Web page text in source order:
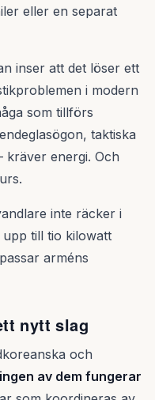
eller en separat
inser att det löser ett
i modern
som tillförs
taktiska
kräver energi. Och
inte räcker i
till tio kilowatt
arméns
nytt slag
och
ingen av dem fungerar